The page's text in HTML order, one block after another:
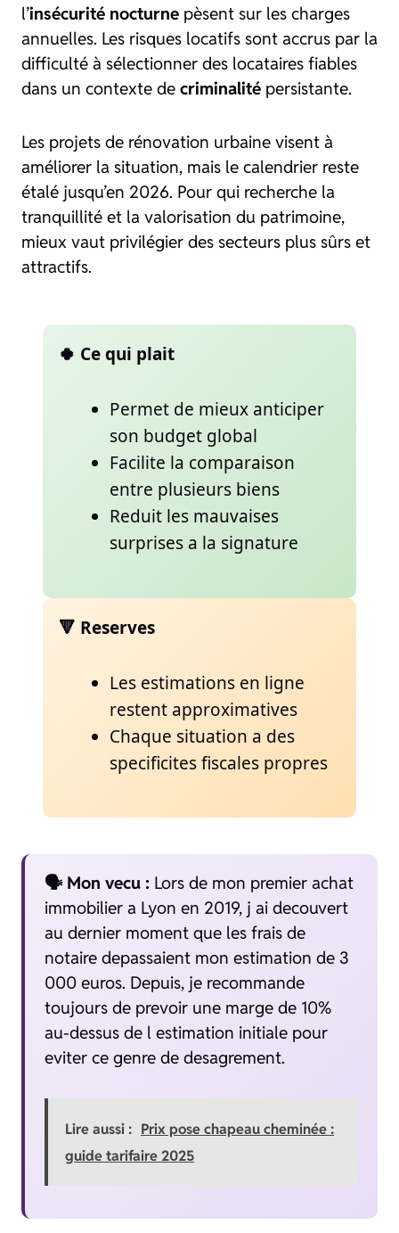
l’insécurité nocturne pèsent sur les charges
annuelles. Les risques locatifs sont accrus par la
difficulté à sélectionner des locataires fiables
dans un contexte de criminalité persistante.
Les projets de rénovation urbaine visent à
améliorer la situation, mais le calendrier reste
étalé jusqu’en 2026. Pour qui recherche la
tranquillité et la valorisation du patrimoine,
mieux vaut privilégier des secteurs plus sûrs et
attractifs.
🍀 Ce qui plait
Permet de mieux anticiper
son budget global
Facilite la comparaison
entre plusieurs biens
Reduit les mauvaises
surprises a la signature
🔻 Reserves
Les estimations en ligne
restent approximatives
Chaque situation a des
specificites fiscales propres
🗣️ Mon vecu : Lors de mon premier achat
immobilier a Lyon en 2019, j ai decouvert
au dernier moment que les frais de
notaire depassaient mon estimation de 3
000 euros. Depuis, je recommande
toujours de prevoir une marge de 10%
au-dessus de l estimation initiale pour
eviter ce genre de desagrement.
Lire aussi : Prix pose chapeau cheminée :
guide tarifaire 2025